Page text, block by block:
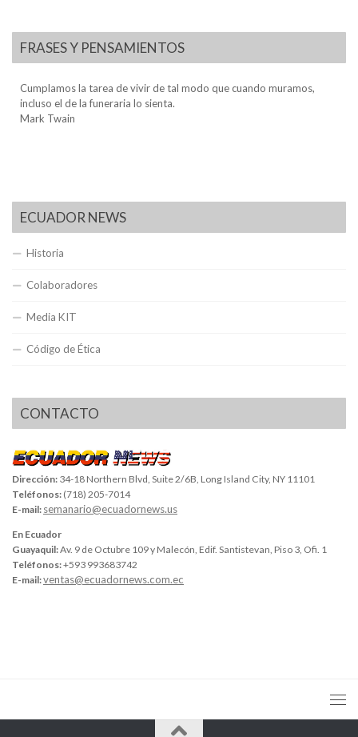
FRASES Y PENSAMIENTOS
Cumplamos la tarea de vivir de tal modo que cuando muramos,
incluso el de la funeraria lo sienta.
Mark Twain
ECUADOR NEWS
Historia
Colaboradores
Media KIT
Código de Ética
CONTACTO
Dirección: 34-18 Northern Blvd, Suite 2/6B, Long Island City, NY 11101
Teléfonos: (718) 205-7014
E-mail: semanario@ecuadornews.us
En Ecuador
Guayaquil:Av. 9 de Octubre 109 y Malecón, Edif. Santistevan, Piso 3, Ofi. 1
Teléfonos:+593 993683742
E-mail:ventas@ecuadornews.com.ec